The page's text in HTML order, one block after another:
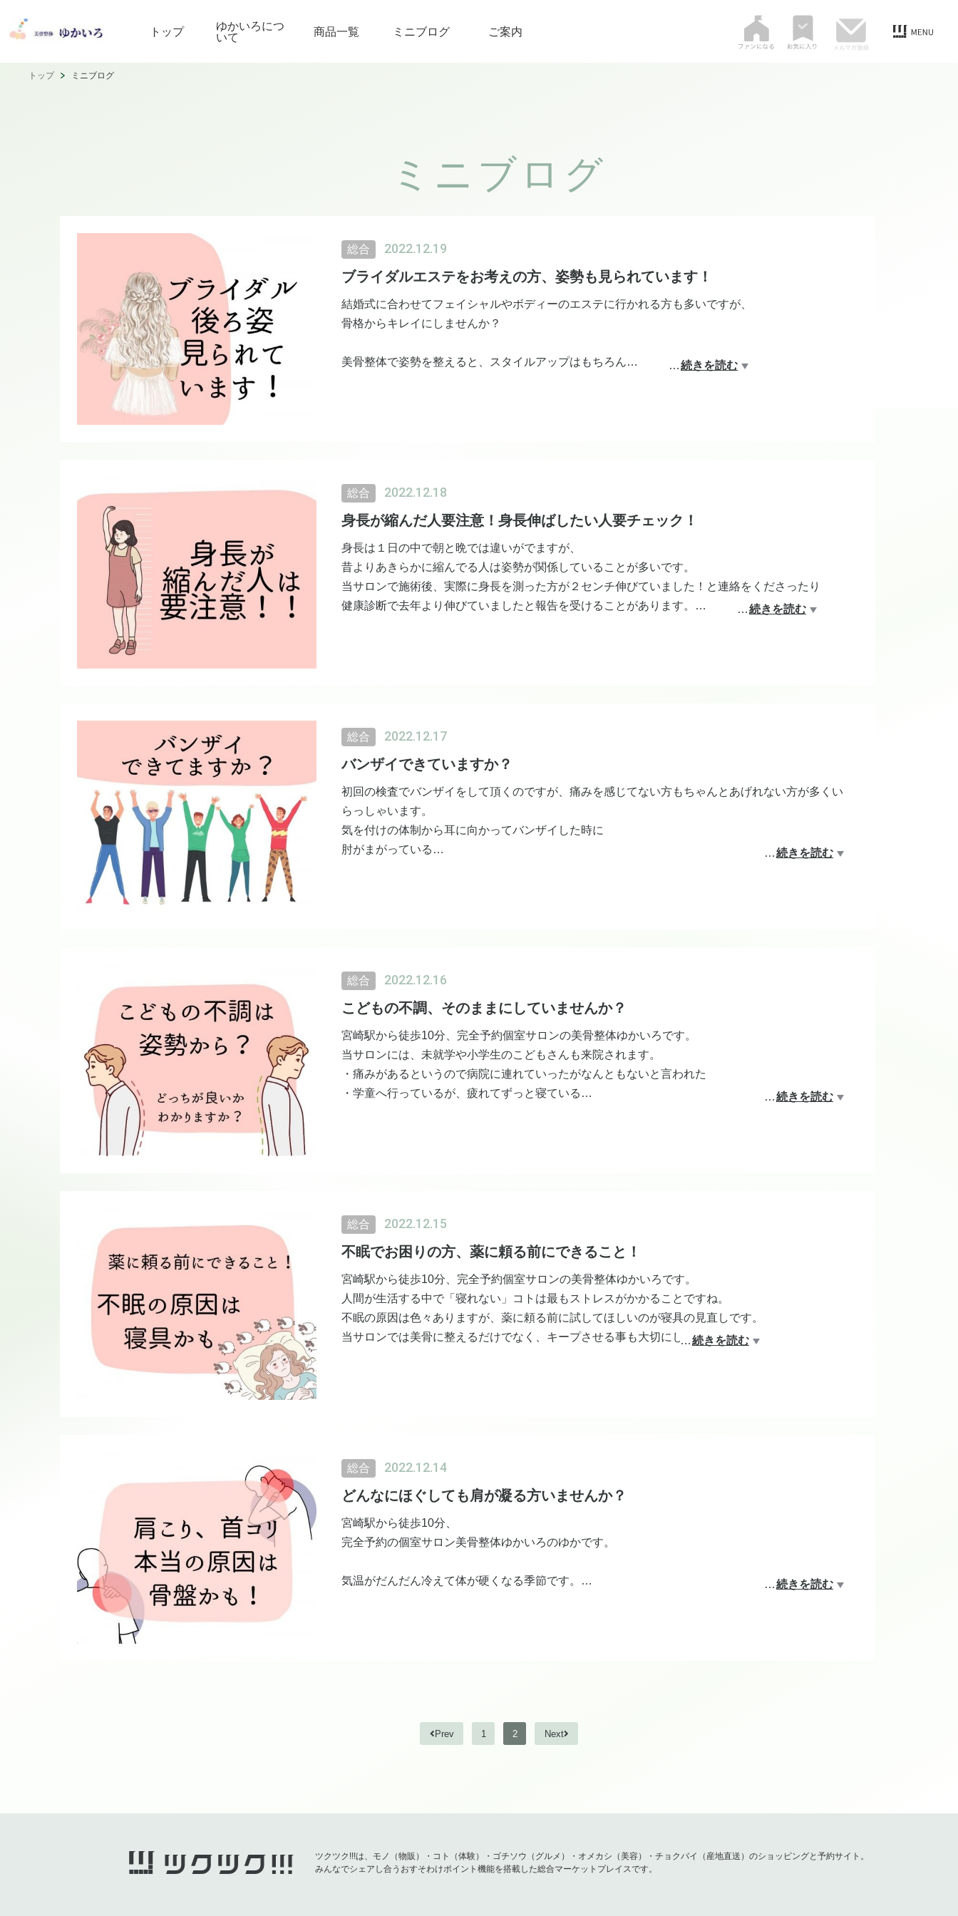
トップ ゆかいろにつ
いて 商品一覧 ミニブログ ご案内
トップ ミニブログ
ミニブログ
総合 2022.12.19
ブライダルエステをお考えの方、姿勢も見られています！
結婚式に合わせてフェイシャルやボディーのエステに行かれる方も多いですが、
骨格からキレイにしませんか？
美骨整体で姿勢を整えると、スタイルアップはもちろん
…続きを読む
総合 2022.12.18
身長が縮んだ人要注意！身長伸ばしたい人要チェック！
身長は１日の中で朝と晩では違いがでますが、
昔よりあきらかに縮んでる人は姿勢が関係していることが多いです。
当サロンで施術後、実際に身長を測った方が２センチ伸びていました！と連絡をくださったり
健康診断で去年より伸びていましたと報告を受けることがあります。
…続きを読む
総合 2022.12.17
バンザイできていますか？
初回の検査でバンザイをして頂くのですが、痛みを感じてない方もちゃんとあげれない方が多くい
らっしゃいます。
気を付けの体制から耳に向かってバンザイした時に
肘がまがっている
美骨ケア（特に骨盤調整）をすると手が挙げやすくなる方が多くいらっしゃいます。
…続きを読む
総合 2022.12.16
こどもの不調、そのままにしていませんか？
宮崎駅から徒歩10分、完全予約個室サロンの美骨整体ゆかいろです。
当サロンには、未就学や小学生のこどもさんも来院されます。
・痛みがあるというので病院に連れていったがなんともないと言われた
・学童へ行っているが、疲れてずっと寝ている
…続きを読む
総合 2022.12.15
不眠でお困りの方、薬に頼る前にできること！
宮崎駅から徒歩10分、完全予約個室サロンの美骨整体ゆかいろです。
人間が生活する中で「寝れない」コトは最もストレスがかかることですね。
不眠の原因は色々ありますが、薬に頼る前に試してほしいのが寝具の見直しです。
当サロンでは美骨に整えるだけでなく、キープさせる事も大切にしています。
…続きを読む
総合 2022.12.14
どんなにほぐしても肩が凝る方いませんか？
宮崎駅から徒歩10分、
完全予約の個室サロン美骨整体ゆかいろのゆかです。
気温がだんだん冷えて体が硬くなる季節です。
…続きを読む
Prev 1 2 Next
ツクツク!!!は、モノ（物販）・コト（体験）・ゴチソウ（グルメ）・オメカシ（美容）・チョクバイ（産地直送）のショッピングと予約サイト。
みんなでシェアし合うおすそわけポイント機能を搭載した総合マーケットプレイスです。